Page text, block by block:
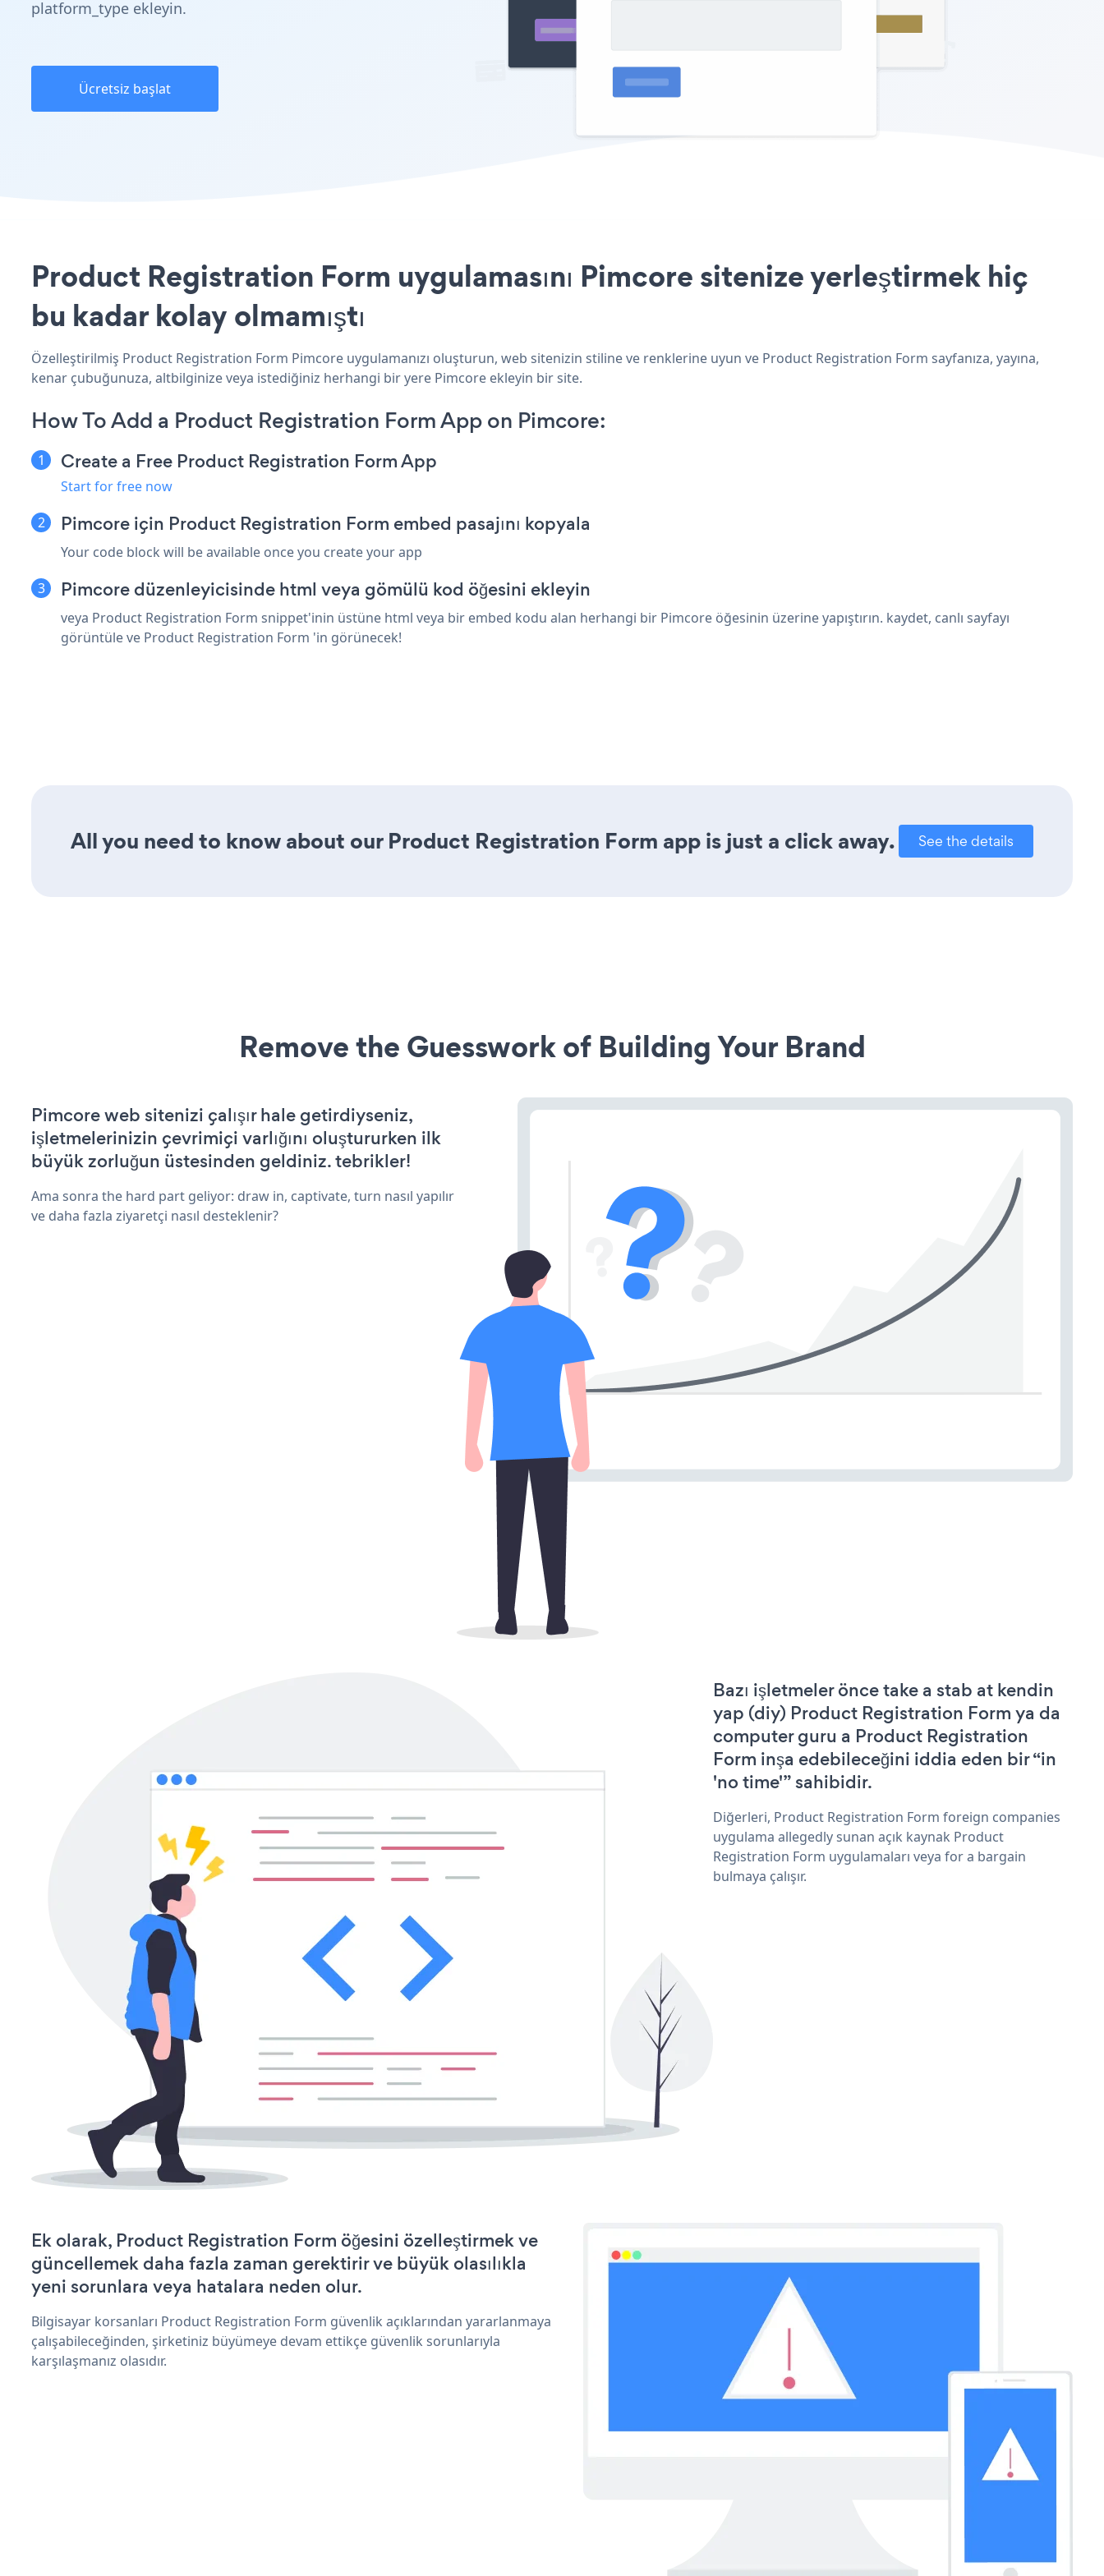
platform_type ekleyin.
Ücretsiz başlat
Product Registration Form uygulamasını Pimcore sitenize yerleştirmek hiç
bu kadar kolay olmamıştı
Özelleştirilmiş Product Registration Form Pimcore uygulamanızı oluşturun, web sitenizin stiline ve renklerine uyun ve Product Registration Form sayfanıza, yayına,
kenar çubuğunuza, altbilginize veya istediğiniz herhangi bir yere Pimcore ekleyin bir site.
How To Add a Product Registration Form App on Pimcore:
Create a Free Product Registration Form App
Start for free now
Pimcore için Product Registration Form embed pasajını kopyala
Your code block will be available once you create your app
Pimcore düzenleyicisinde html veya gömülü kod öğesini ekleyin
veya Product Registration Form snippet'inin üstüne html veya bir embed kodu alan herhangi bir Pimcore öğesinin üzerine yapıştırın. kaydet, canlı sayfayı
görüntüle ve Product Registration Form 'in görünecek!
All you need to know about our Product Registration Form app is just a click away. See the details
Remove the Guesswork of Building Your Brand
Pimcore web sitenizi çalışır hale getirdiyseniz,
işletmelerinizin çevrimiçi varlığını oluştururken ilk
büyük zorluğun üstesinden geldiniz. tebrikler!
Ama sonra the hard part geliyor: draw in, captivate, turn nasıl yapılır
ve daha fazla ziyaretçi nasıl desteklenir?
Bazı işletmeler önce take a stab at kendin
yap (diy) Product Registration Form ya da
computer guru a Product Registration
Form inşa edebileceğini iddia eden bir “in
'no time'” sahibidir.
Diğerleri, Product Registration Form foreign companies
uygulama allegedly sunan açık kaynak Product
Registration Form uygulamaları veya for a bargain
bulmaya çalışır.
Ek olarak, Product Registration Form öğesini özelleştirmek ve
güncellemek daha fazla zaman gerektirir ve büyük olasılıkla
yeni sorunlara veya hatalara neden olur.
Bilgisayar korsanları Product Registration Form güvenlik açıklarından yararlanmaya
çalışabileceğinden, şirketiniz büyümeye devam ettikçe güvenlik sorunlarıyla
karşılaşmanız olasıdır.